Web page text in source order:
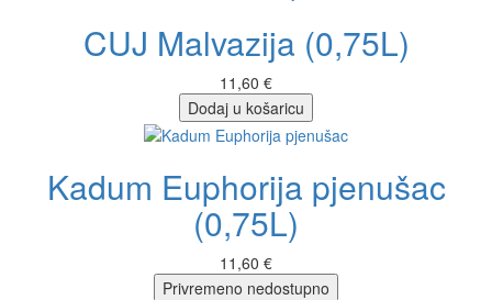
CUJ Malvazija (0,75L)
11,60 €
Dodaj u košaricu
Kadum Euphorija pjenušac
(0,75L)
11,60 €
Privremeno nedostupno